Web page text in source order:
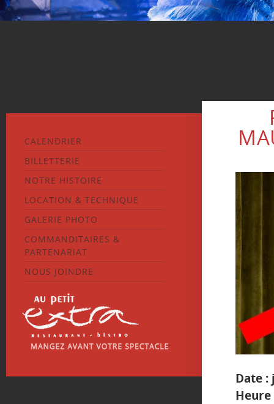
CALENDRIER
BILLETTERIE
NOTRE HISTOIRE
LOCATION & TECHNIQUE
GALERIE PHOTO
COMMANDITAIRES &
PARTENARIAT
NOUS JOINDRE
Date :
Heure